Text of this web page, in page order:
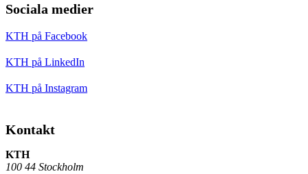
Sociala medier
KTH på Facebook
KTH på LinkedIn
KTH på Instagram
Kontakt
KTH
100 44 Stockholm